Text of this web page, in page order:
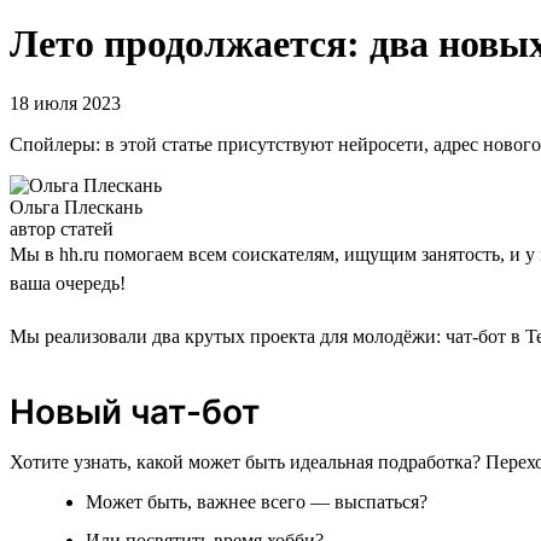
Лето продолжается: два
18 июля 2023
Спойлеры: в этой статье присутствуют нейросети, адрес
Ольга Плескань
автор статей
Мы в hh.ru помогаем всем соискателям, ищущим занятость, и
ваша очередь!
Мы реализовали два крутых проекта для молодёжи: чат-бот в
Новый чат-бот
Хотите узнать, какой может быть идеальная подработка?
Может быть, важнее всего — выспаться?